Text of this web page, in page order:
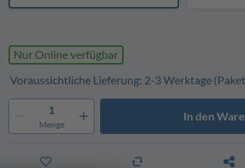
Nur Online verfügbar
Voraussichtliche Lieferung: 2-3 Werktage
1
Menge
In den